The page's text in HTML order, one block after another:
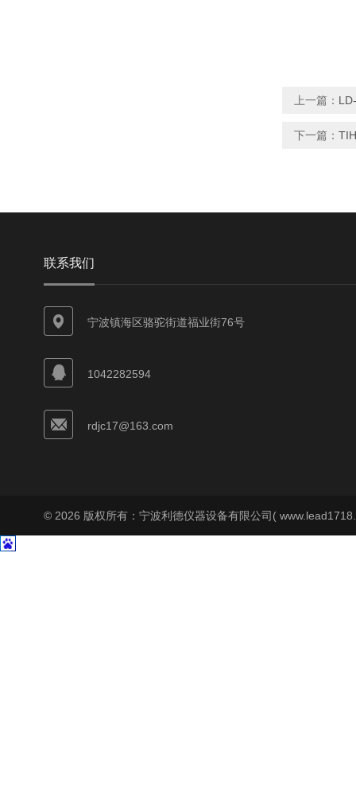
上一篇：
下一篇：
联系我们
宁波镇海区骆驼街道福业街76号
1042282594
rdjc17@163.com
© 2026 版权所有：宁波利德仪器设备有限公司(